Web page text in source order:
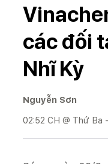
các đối
Nhĩ Kỳ
Nguyễn Sơn
02:52 CH @ Thứ Ba